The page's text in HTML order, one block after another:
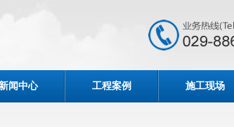
闻中心 工程案例 施工现场